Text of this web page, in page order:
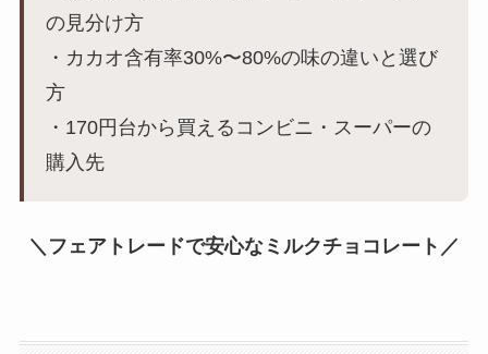
の見分け方
・カカオ含有率30%〜80%の味の違いと選び
方
・170円台から買えるコンビニ・スーパーの
購入先
＼フェアトレードで安心なミルクチョコレート／